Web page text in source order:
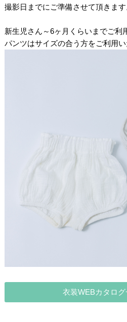
撮影日までにご準備させて頂きます
新生児さん～6ヶ月くらいまでご利
パンツはサイズの合う方をご利用い
衣装WEBカタロ